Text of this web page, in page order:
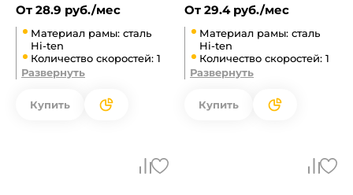
От 28.9 руб./мес
Материал рамы: сталь
Hi-ten
Количество скоростей: 1
Развернуть
Купить
От 29.4 руб./мес
Материал рамы: сталь
Hi-ten
Количество скоростей: 1
Развернуть
Купить